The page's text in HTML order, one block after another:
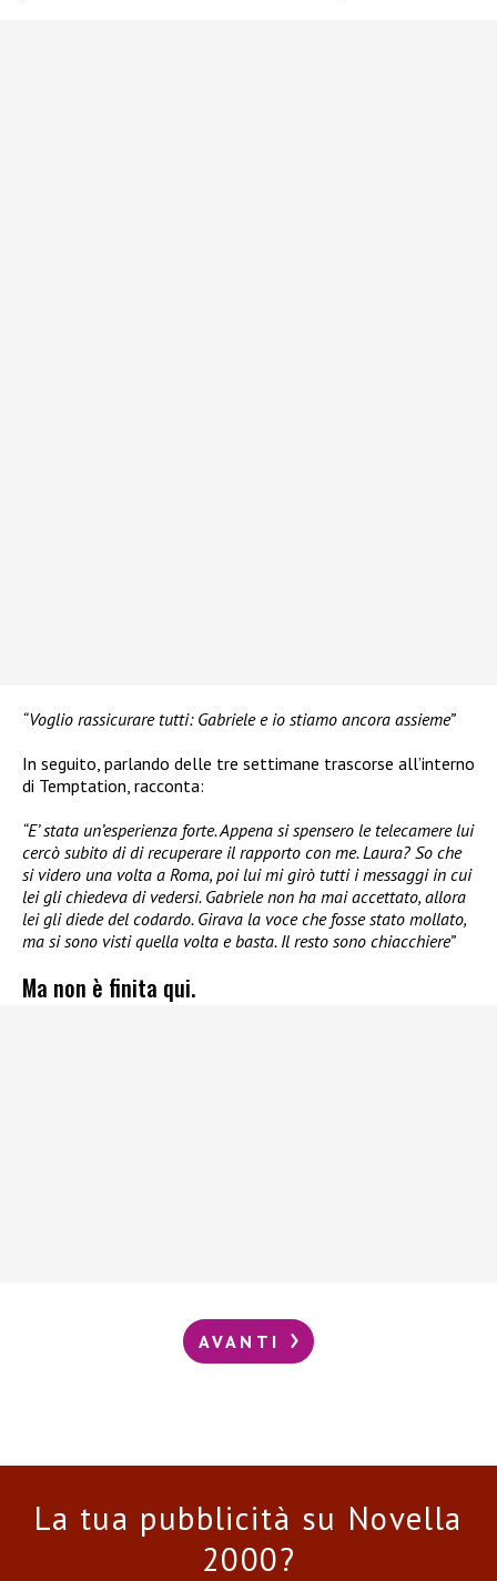
“Voglio rassicurare tutti: Gabriele e io stiamo ancora assieme”
In seguito, parlando delle tre settimane trascorse all’interno
di Temptation, racconta:
“E’ stata un’esperienza forte. Appena si spensero le telecamere lui
cercò subito di di recuperare il rapporto con me. Laura? So che
si videro una volta a Roma, poi lui mi girò tutti i messaggi in cui
lei gli chiedeva di vedersi. Gabriele non ha mai accettato, allora
lei gli diede del codardo. Girava la voce che fosse stato mollato,
ma si sono visti quella volta e basta. Il resto sono chiacchiere”
Ma non è finita qui.
AVANTI
La tua pubblicità su Novella
2000?